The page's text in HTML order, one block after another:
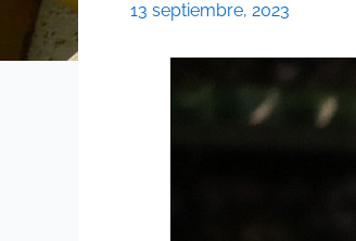
13 septiembre, 2023